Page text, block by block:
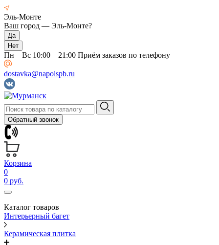
Эль-Монте
Ваш город — Эль-Монте?
Пн—Вс 10:00—21:00 Приём заказов по телефону
dostavka@napolspb.ru
Обратный звонок
Корзина
0
0 руб.
Каталог товаров
Интерьерный багет
Керамическая плитка